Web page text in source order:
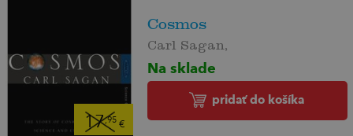
17,95€
Cosmos
Carl Sagan,
Na sklade
pridať do košíka